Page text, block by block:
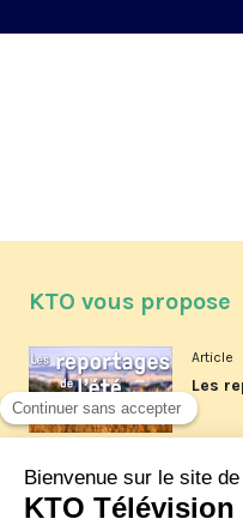
KTO vous propose
Article
Les
Article
La
XIV